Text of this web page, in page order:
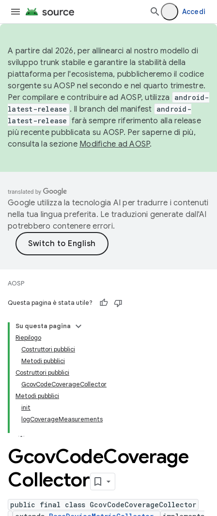
Accedi
A partire dal 2026, per allinearci al nostro modello di
sviluppo trunk stabile e garantire la stabilità della
piattaforma per l'ecosistema, pubblicheremo il codice
sorgente su AOSP nel secondo e nel quarto trimestre.
Per compilare e contribuire ad AOSP, utilizza
android-
latest-release . Il branch del manifest android-
latest-release farà sempre riferimento alla release
più recente pubblicata su AOSP. Per saperne di più,
consulta la sezione Modifiche ad AOSP.
Google utilizza la tecnologia AI per tradurre i contenuti
nella tua lingua preferita. Le traduzioni generate dall'AI
potrebbero contenere errori.
AOSP
Questa pagina è stata utile?
Su questa pagina
Riepilogo
Costruttori pubblici
Metodi pubblici
Costruttori pubblici
GcovCodeCoverageCollector
Metodi pubblici
init
logCoverageMeasurements
GcovCodeCoverage
Collector
public final class GcovCodeCoverageCollector